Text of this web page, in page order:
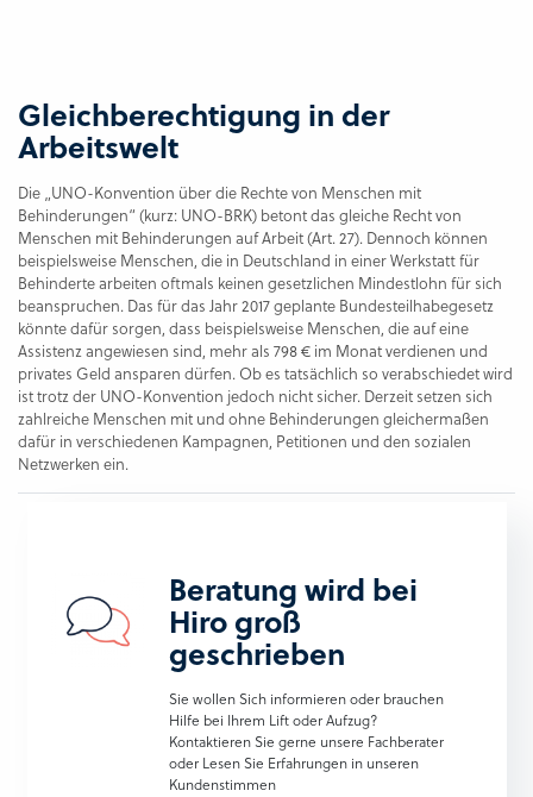
Gleichberechtigung in der
Arbeitswelt
Die „UNO-Konvention über die Rechte von Menschen mit
Behinderungen“ (kurz: UNO-BRK) betont das gleiche Recht von
Menschen mit Behinderungen auf Arbeit (Art. 27). Dennoch können
beispielsweise Menschen, die in Deutschland in einer Werkstatt für
Behinderte arbeiten oftmals keinen gesetzlichen Mindestlohn für sich
beanspruchen. Das für das Jahr 2017 geplante Bundesteilhabegesetz
könnte dafür sorgen, dass beispielsweise Menschen, die auf eine
Assistenz angewiesen sind, mehr als 798 € im Monat verdienen und
privates Geld ansparen dürfen. Ob es tatsächlich so verabschiedet wird
ist trotz der UNO-Konvention jedoch nicht sicher. Derzeit setzen sich
zahlreiche Menschen mit und ohne Behinderungen gleichermaßen
dafür in verschiedenen Kampagnen, Petitionen und den sozialen
Netzwerken ein.
Beratung wird bei
Hiro groß
geschrieben
Sie wollen Sich informieren oder brauchen
Hilfe bei Ihrem Lift oder Aufzug?
Kontaktieren Sie gerne unsere Fachberater
oder Lesen Sie Erfahrungen in unseren
Kundenstimmen